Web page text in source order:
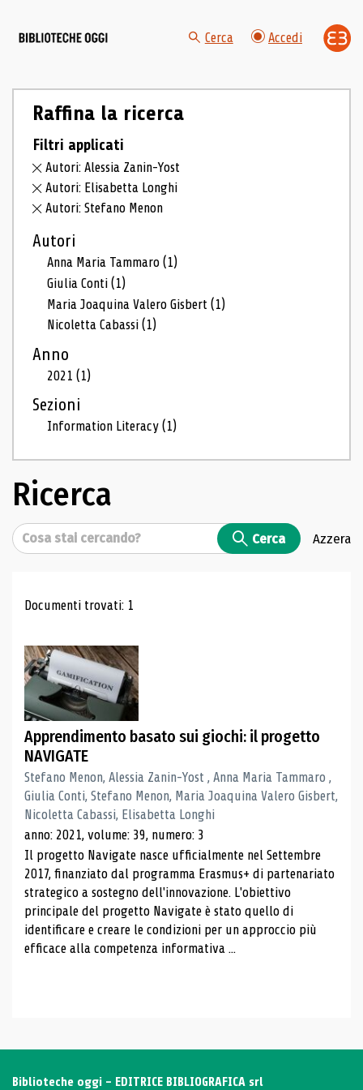
Cerca Accedi
Raffina la ricerca
Filtri applicati
Autori: Alessia Zanin-Yost
Autori: Elisabetta Longhi
Autori: Stefano Menon
Autori
Anna Maria Tammaro(1)
Giulia Conti(1)
Maria Joaquina Valero Gisbert(1)
Nicoletta Cabassi(1)
Anno
2021(1)
Sezioni
Information Literacy(1)
Ricerca
Cerca Cerca Azzera
Risultati di ricerca
Documenti trovati: 1
Apprendimento basato sui giochi: il progetto
NAVIGATE
Stefano Menon, Alessia Zanin-Yost , Anna Maria Tammaro ,
Giulia Conti, Stefano Menon, Maria Joaquina Valero Gisbert,
Nicoletta Cabassi, Elisabetta Longhi
anno: 2021, volume: 39, numero: 3
Il progetto Navigate nasce ufficialmente nel Settembre
2017, finanziato dal programma Erasmus+ di partenariato
strategico a sostegno dell'innovazione. L'obiettivo
principale del progetto Navigate è stato quello di
identificare e creare le condizioni per un approccio più
efficace alla competenza informativa ...
Biblioteche oggi - EDITRICE BIBLIOGRAFICA srl